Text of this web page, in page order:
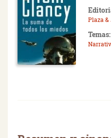
Plaza &
Temas: